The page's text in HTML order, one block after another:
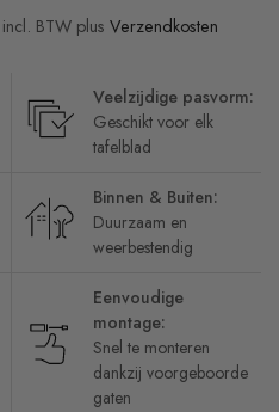
incl. BTW plus Verzendkosten
Veelzijdige pasvorm:
Geschikt voor elk
tafelblad
Binnen & Buiten:
Duurzaam en
weerbestendig
Eenvoudige
montage:
Snel te monteren
dankzij voorgeboorde
gaten